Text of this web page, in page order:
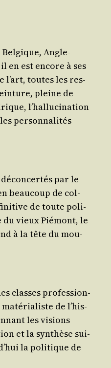
Bel­gique, Angle­
en est encore à ses
l’art, toutes les res­
pleine de
l’hal­lu­ci­na­tion
per­son­na­li­tés
par le
beau­coup de col­
de toute poli­
vieux Pié­mont, le
à la tête du mou­
classes pro­fes­sion­
de l’his­
les visions
et la syn­thèse sui­
la poli­tique de